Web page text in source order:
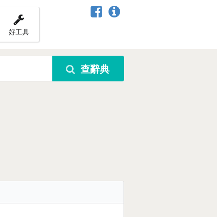
好工具
查辭典